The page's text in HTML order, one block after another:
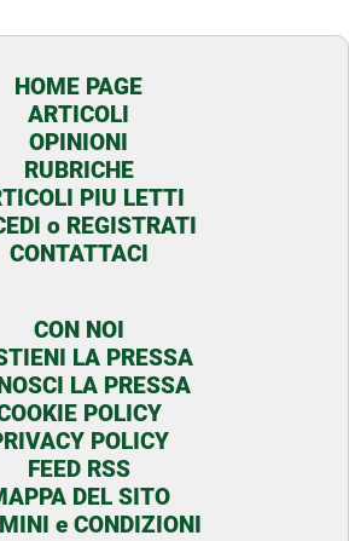
HOME PAGE
ARTICOLI
OPINIONI
RUBRICHE
PIU LETTI
o REGISTRATI
CONTATTACI
CON NOI
LA PRESSA
LA PRESSA
POLICY
POLICY
FEED RSS
DEL SITO
e CONDIZIONI